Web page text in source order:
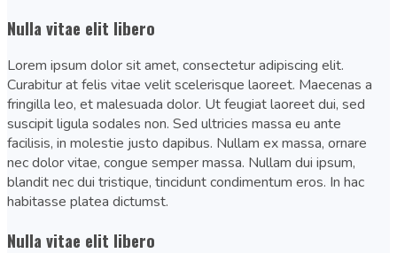
Nulla vitae elit libero
Lorem ipsum dolor sit amet, consectetur adipiscing elit.
Curabitur at felis vitae velit scelerisque laoreet. Maecenas a
fringilla leo, et malesuada dolor. Ut feugiat laoreet dui, sed
suscipit ligula sodales non. Sed ultricies massa eu ante
facilisis, in molestie justo dapibus. Nullam ex massa, ornare
nec dolor vitae, congue semper massa. Nullam dui ipsum,
blandit nec dui tristique, tincidunt condimentum eros. In hac
habitasse platea dictumst.
Nulla vitae elit libero